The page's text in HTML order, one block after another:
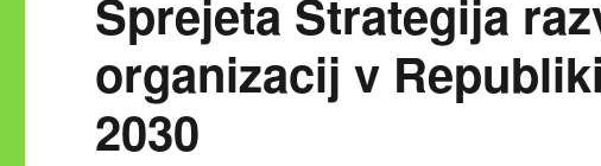
Sprejeta Strategija
organizacij v
2030